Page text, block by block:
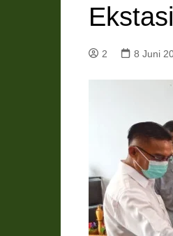
Pemkab
Pemkab
Pemkab
Pemkab
Pemkab
Pemkab
Ekstasi
2 8 Juni